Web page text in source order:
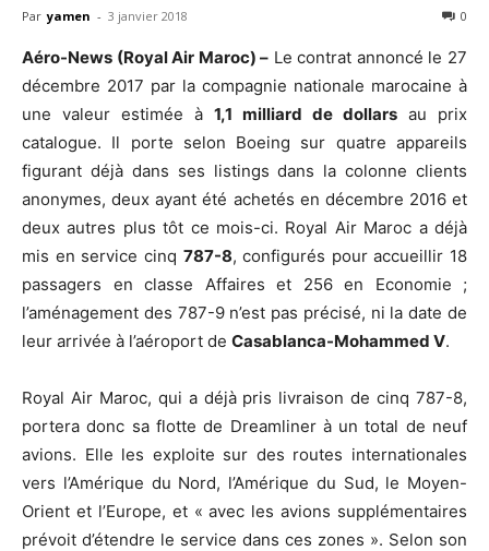
Par yamen - 3 janvier 2018 0
Aéro-News (Royal Air Maroc) – Le contrat annoncé le 27
décembre 2017 par la compagnie nationale marocaine à
une valeur estimée à 1,1 milliard de dollars au prix
catalogue. Il porte selon Boeing sur quatre appareils
figurant déjà dans ses listings dans la colonne clients
anonymes, deux ayant été achetés en décembre 2016 et
deux autres plus tôt ce mois-ci. Royal Air Maroc a déjà
mis en service cinq 787-8, configurés pour accueillir 18
passagers en classe Affaires et 256 en Economie ;
l’aménagement des 787-9 n’est pas précisé, ni la date de
leur arrivée à l’aéroport de Casablanca-Mohammed V.
Royal Air Maroc, qui a déjà pris livraison de cinq 787-8,
portera donc sa flotte de Dreamliner à un total de neuf
avions. Elle les exploite sur des routes internationales
vers l’Amérique du Nord, l’Amérique du Sud, le Moyen-
Orient et l’Europe, et « avec les avions supplémentaires
prévoit d’étendre le service dans ces zones ». Selon son